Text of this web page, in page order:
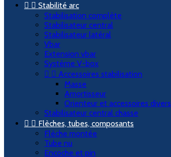
  Stabilité arc
Stabilisation complète
Stabilisateur central
Stabilisateur latéral
Vbar
Extension vbar
Système V-box
  Accessoires stabilisation
Masse
Amortisseur
Orienteur et accessoires divers
Stabilisateur central chasse
  Flèches, tubes, composants
Flèche montée
Tube nu
Encoche et pin